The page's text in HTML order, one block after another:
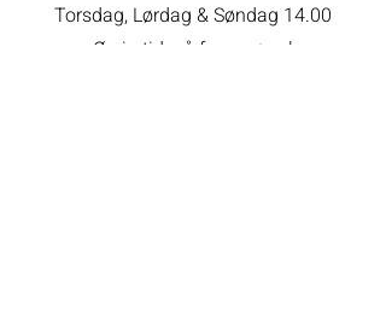
Torsdag, Lørdag & Søndag 14.00
Øvrig tid: på forespørsel